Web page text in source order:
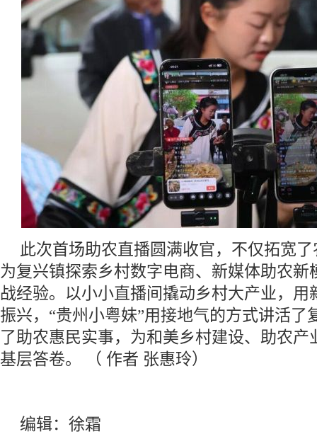
此次首场助农直播圆满收官，不仅拓宽
为复兴镇探索乡村数字电商、新媒体助农新
战经验。以小小直播间撬动乡村大产业，用
振兴，“贵州小粤妹”用接地气的方式讲活了
了助农惠民实事，为和美乡村建设、助农产
基层答卷。 （ 作者 张惠玲）
编辑：徐霜